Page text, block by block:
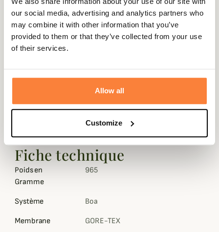
our social media, advertising and analytics partners who
may combine it with other information that you’ve
provided to them or that they’ve collected from your use
of their services.
Allow all
Customize
Insulated totalement étanche ainsi que d'une couche
Primaloft® qui gardera vos pieds aux chauds même par
très basses températures.
Elles possèdent une semelle Vibram® StarTrek pour une
conviendra à divers type de terrains et une semelle
système double BOA® Fit qui se règle à la cheville et au
mollet et permet une utilisation très rapide et simplifié
que vous pourrez ajuster au centimètre près.
Fiche technique
Poids en
Gramme
965
Système Boa
Membrane GORE-TEX